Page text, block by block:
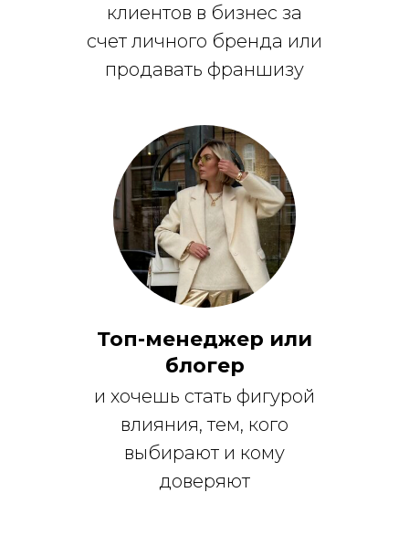
клиентов в бизнес за
счет личного бренда или
продавать франшизу
Топ-менеджер или
блогер
и хочешь стать фигурой
влияния, тем, кого
выбирают и кому
доверяют